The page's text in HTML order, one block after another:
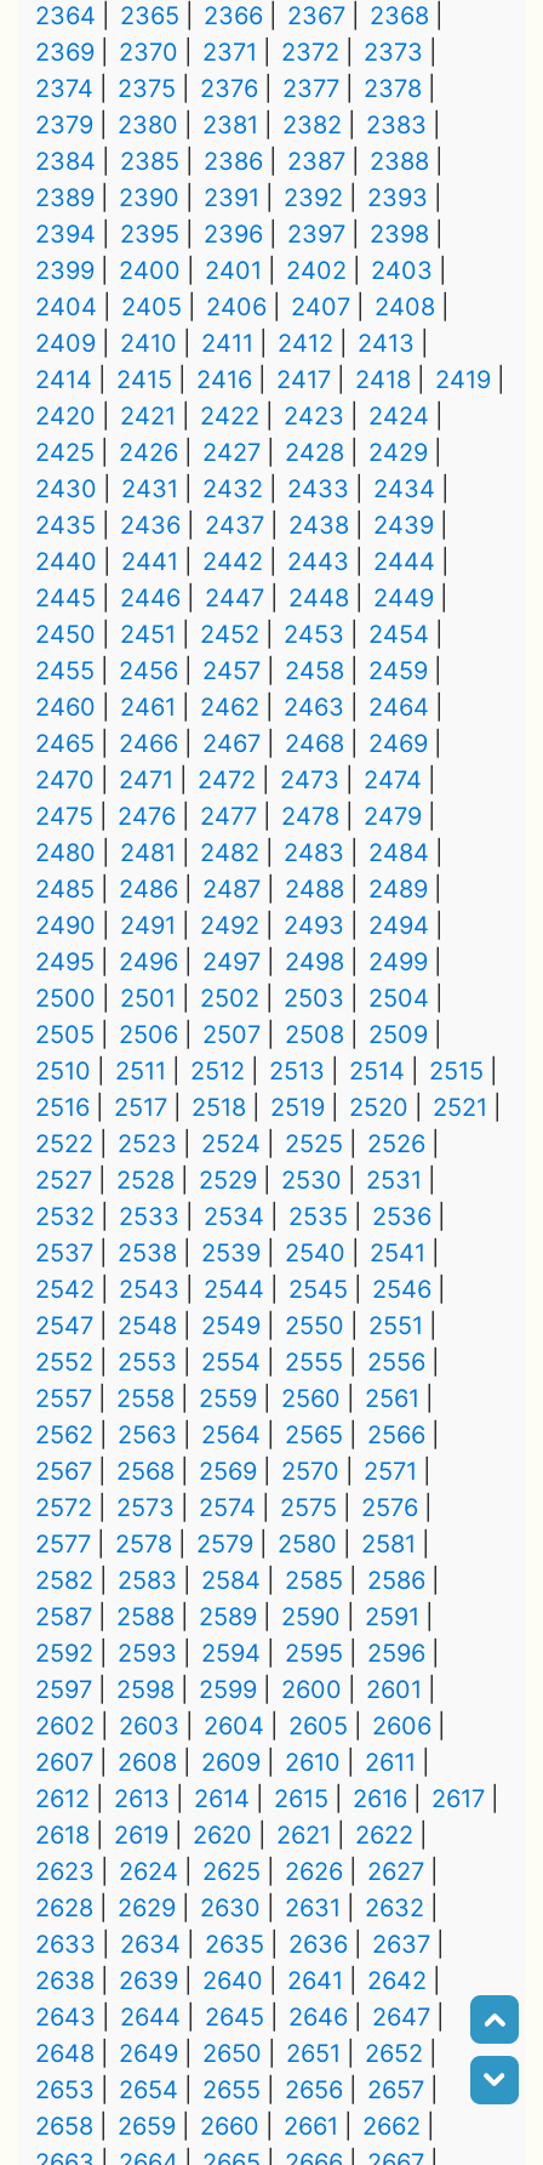
2364
2365 2366 2367
2368
2369
2370 2371 2372
2373
2374
2375 2376 2377
2378
2379
2380 2381 2382
2383
2384
2385 2386 2387
2388
2389
2390 2391 2392
2393
2394
2395 2396 2397
2398
2399
2400 2401 2402
2403
2404
2405 2406 2407
2408
2409
2410 2411 2412
2413
2414
2415 2416 2417 2418
2419
2420
2421 2422 2423
2424
2425
2426 2427 2428
2429
2430
2431 2432 2433
2434
2435
2436 2437 2438
2439
2440
2441 2442 2443
2444
2445
2446 2447 2448
2449
2450
2451 2452 2453
2454
2455
2456 2457 2458
2459
2460
2461 2462 2463
2464
2465
2466 2467 2468
2469
2470
2471 2472 2473
2474
2475
2476 2477 2478
2479
2480
2481 2482 2483
2484
2485
2486 2487 2488
2489
2490
2491 2492 2493
2494
2495
2496 2497 2498
2499
2500
2501 2502 2503
2504
2505
2506 2507 2508
2509
2510
2511 2512 2513 2514
2515
2516
2517 2518 2519 2520
2521
2522
2523 2524 2525
2526
2527
2528 2529 2530
2531
2532
2533 2534 2535
2536
2537
2538 2539 2540
2541
2542
2543 2544 2545
2546
2547
2548 2549 2550
2551
2552
2553 2554 2555
2556
2557
2558 2559 2560
2561
2562
2563 2564 2565
2566
2567
2568 2569 2570
2571
2572
2573 2574 2575
2576
2577
2578 2579 2580
2581
2582
2583 2584 2585
2586
2587
2588 2589 2590
2591
2592
2593 2594 2595
2596
2597
2598 2599 2600
2601
2602
2603 2604 2605
2606
2607
2608 2609 2610
2611
2612
2613 2614 2615 2616
2617
2618
2619 2620 2621
2622
2623
2624 2625 2626
2627
2628
2629 2630 2631
2632
2633
2634 2635 2636
2637
2638
2639 2640 2641
2642
2643
2644 2645 2646
2647
2648
2649 2650 2651
2652
2653
2654 2655 2656
2657
2658
2659 2660 2661
2662